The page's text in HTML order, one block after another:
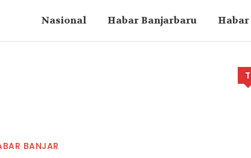
Nasional Habar Banjarbaru
BANJAR